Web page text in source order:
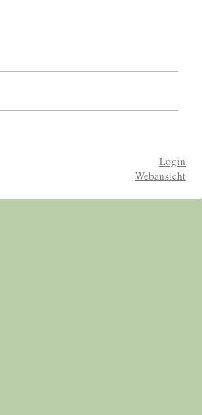
Login
Webansicht